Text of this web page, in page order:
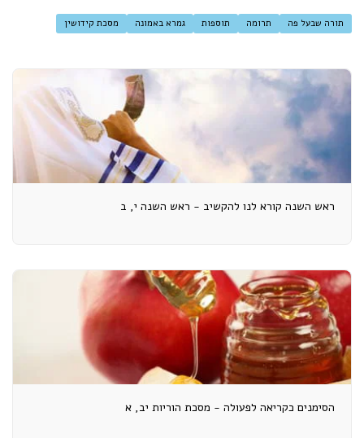
תורה שבעל פה תרומה תוספות גמרא באמונה מסכת קידושין
ראש השנה קורא לנו להקשיב - ראש השנה י, ב
הסימנים כקריאה לפעולה - מסכת הוריות יב, א